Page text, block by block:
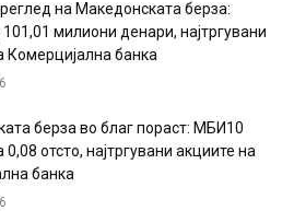
на Македонската берза:
милиони денари, најтргувани
Комерцијална банка
берза во благ пораст: МБИ10
0,08 отсто, најтргувани акциите на
банка